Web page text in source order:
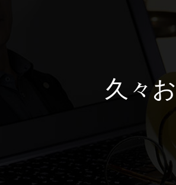
久々